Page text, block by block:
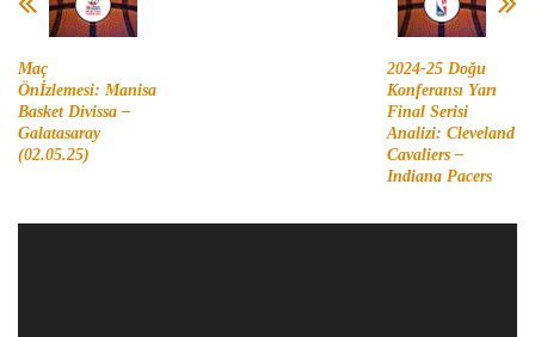
Maç
Önİzlemesi: Manisa
Basket Divissa –
Galatasaray
(02.05.25)
2024-25 Doğu
Konferansı Yarı
Final Serisi
Analizi: Cleveland
Cavaliers –
Indiana Pacers